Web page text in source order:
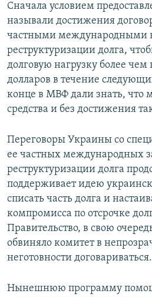
Сначала условием
называли достижения
частными международными
реструктуризации долга,
долговую нагрузку более чем
долларов в течение
конце в МВФ дали знать, что
средства и без достижения
Переговоры Украины со
ее частных международных
реструктуризации долга
поддерживает идею
списать часть долга и
компромисса по отсрочке
Правительство, в свою
обвиняло комитет в
неготовности договариваться.
Нынешнюю программу